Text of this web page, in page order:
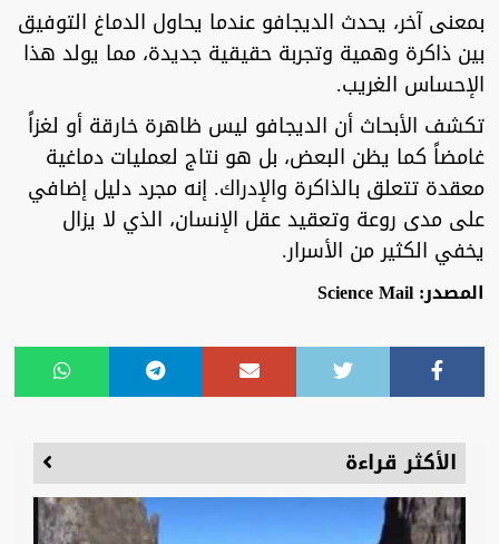
بمعنى آخر، يحدث الديجافو عندما يحاول الدماغ التوفيق
بين ذاكرة وهمية وتجربة حقيقية جديدة، مما يولد هذا
الإحساس الغريب.
تكشف الأبحاث أن الديجافو ليس ظاهرة خارقة أو لغزاً
غامضاً كما يظن البعض، بل هو نتاج لعمليات دماغية
معقدة تتعلق بالذاكرة والإدراك. إنه مجرد دليل إضافي
على مدى روعة وتعقيد عقل الإنسان، الذي لا يزال
يخفي الكثير من الأسرار.
المصدر: Science Mail
الأكثر قراءة